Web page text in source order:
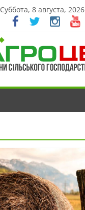
Суббота, 8 августа, 2026